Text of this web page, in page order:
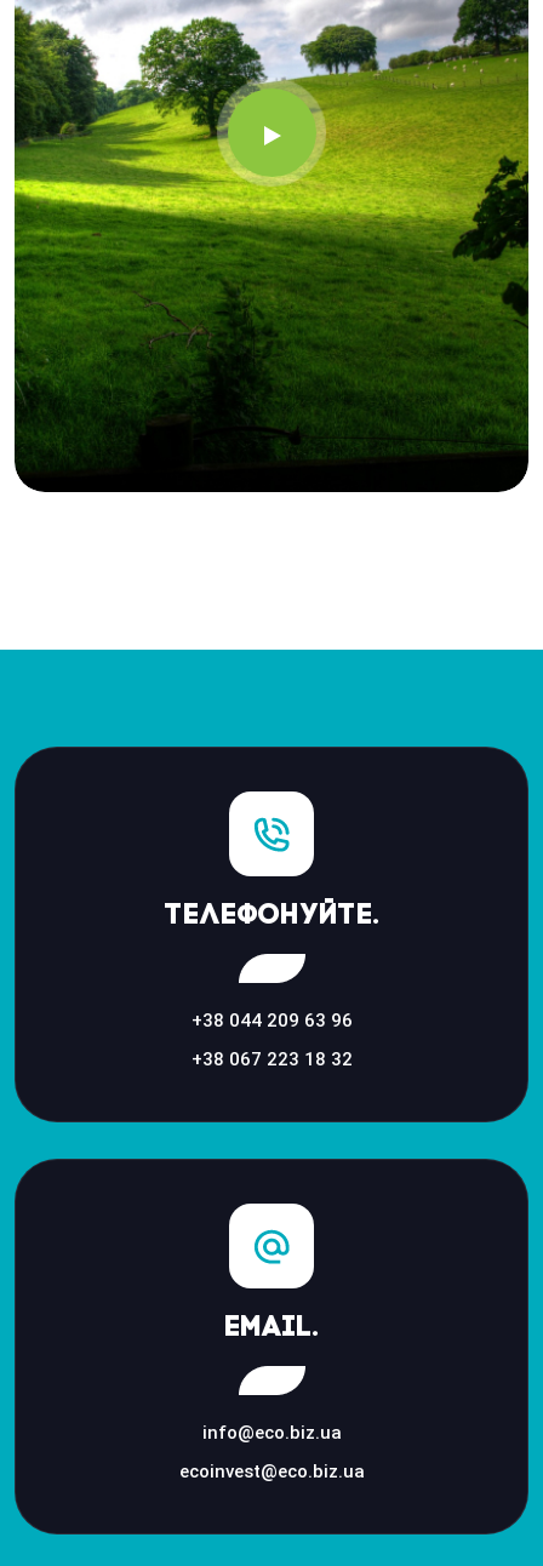
Телефонуйте.
+38 044 209 63 96
+38 067 223 18 32
Email.
info@eco.biz.ua
ecoinvest@eco.biz.ua